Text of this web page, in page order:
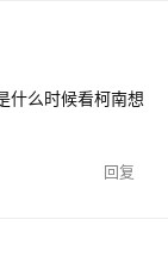
什么时候看柯南想
回复